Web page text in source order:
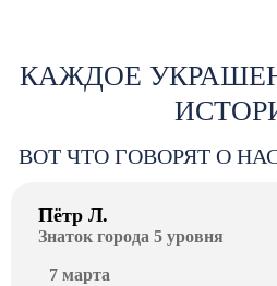
КАЖДОЕ
ВОТ ЧТО ГОВОРЯТ О
Пётр Л.
Знаток города 5 уровня
7 марта